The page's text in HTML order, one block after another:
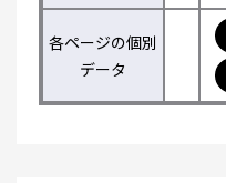
各ページの個別
データ